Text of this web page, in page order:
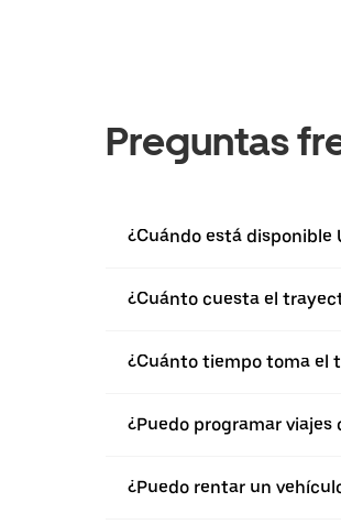
Preguntas
¿Cuándo está disponible
¿Cuánto cuesta el
¿Cuánto tiempo toma el
¿Puedo programar
¿Puedo rentar un